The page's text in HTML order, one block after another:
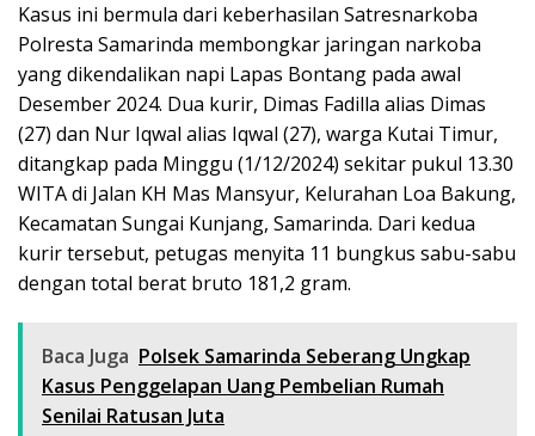
Kasus ini bermula dari keberhasilan Satresnarkoba
Polresta Samarinda membongkar jaringan narkoba
yang dikendalikan napi Lapas Bontang pada awal
Desember 2024. Dua kurir, Dimas Fadilla alias Dimas
(27) dan Nur Iqwal alias Iqwal (27), warga Kutai Timur,
ditangkap pada Minggu (1/12/2024) sekitar pukul 13.30
WITA di Jalan KH Mas Mansyur, Kelurahan Loa Bakung,
Kecamatan Sungai Kunjang, Samarinda. Dari kedua
kurir tersebut, petugas menyita 11 bungkus sabu-sabu
dengan total berat bruto 181,2 gram.
Baca Juga Polsek Samarinda Seberang Ungkap
Kasus Penggelapan Uang Pembelian Rumah
Senilai Ratusan Juta